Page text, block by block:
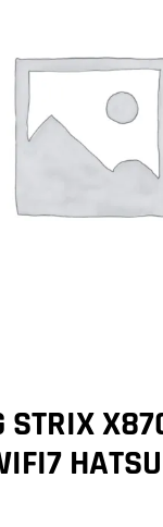
STRIX